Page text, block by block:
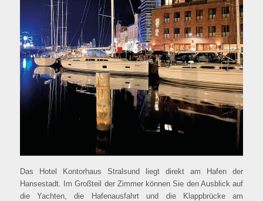
Das Hotel Kontorhaus Stralsund liegt direkt am Hafen der
Hansestadt. Im Großteil der Zimmer können Sie den Ausblick auf
die Yachten, die Hafenausfahrt und die Klappbrücke am